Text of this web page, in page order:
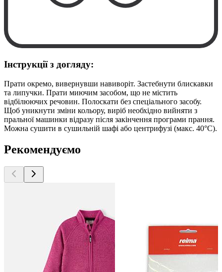
Інструкції з догляду:
Прати окремо, вивернувши навиворіт. Застебнути блискавки
та липучки. Прати миючим засобом, що не містить
відбілюючих речовин. Полоскати без спеціального засобу.
Щоб уникнути зміни кольору, виріб необхідно вийняти з
пральної машинки відразу після закінчення програми прання.
Можна сушити в сушильній шафі або центрифузі (макс. 40°C).
Рекомендуємо